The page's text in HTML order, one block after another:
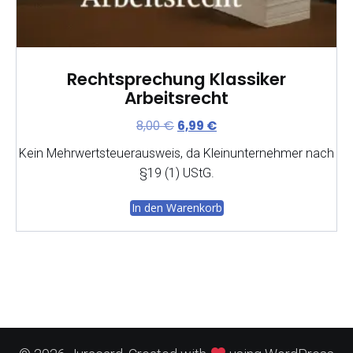
Rechtsprechung Klassiker
Arbeitsrecht
8,00€ Ursprünglicher
war:
8,00 €
6,99 €Aktueller
ist:
Kein Mehrwertsteuerausweis, da Kleinunternehmer nach
§19 (1) UStG.
In den Warenkorb